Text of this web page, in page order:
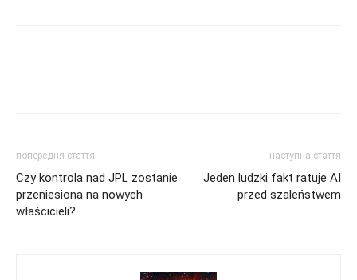
попередня стаття
Czy kontrola nad JPL zostanie
przeniesiona na nowych
właścicieli?
наступна стаття
Jeden ludzki fakt ratuje AI
przed szaleństwem